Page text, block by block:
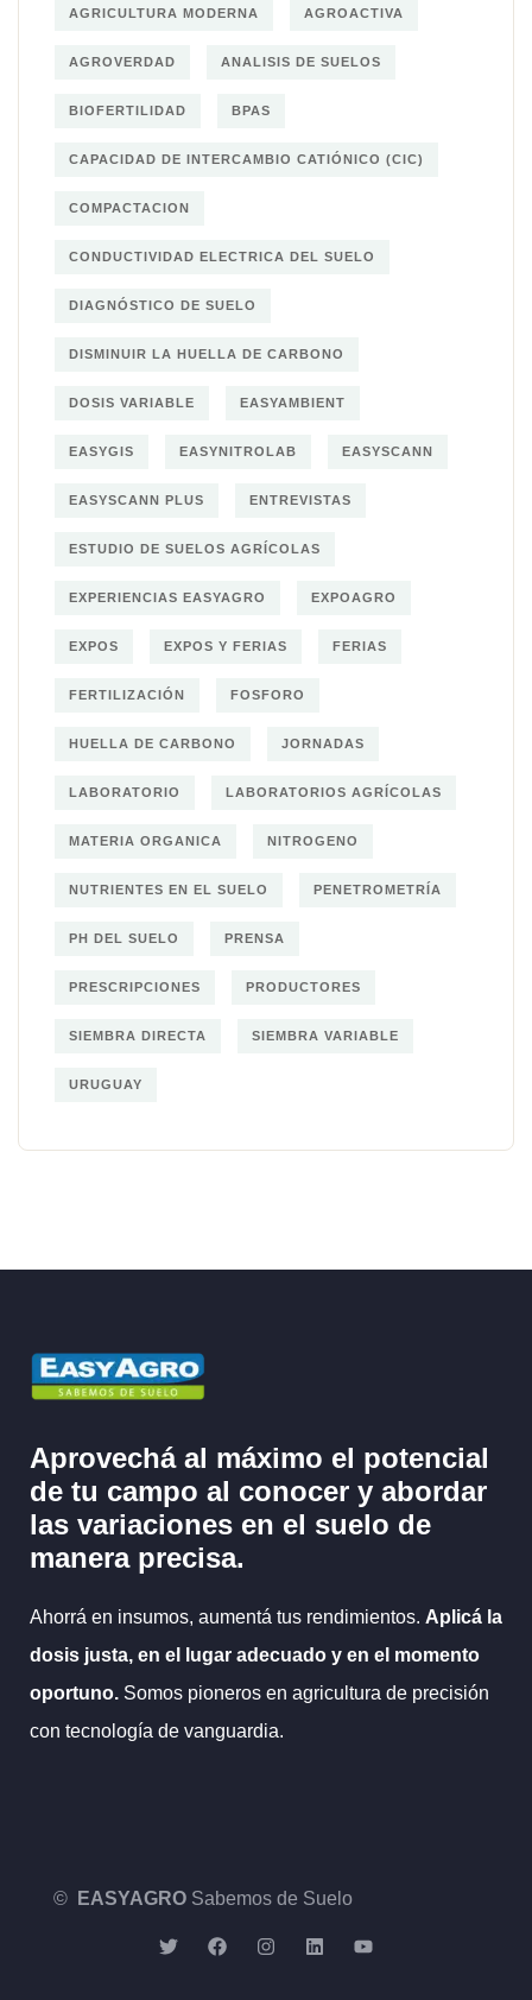
AGRICULTURA MODERNA AGROACTIVA
AGROVERDAD ANALISIS DE SUELOS
BIOFERTILIDAD BPAS
CAPACIDAD DE INTERCAMBIO CATIÓNICO (CIC)
COMPACTACION
CONDUCTIVIDAD ELECTRICA DEL SUELO
DIAGNÓSTICO DE SUELO
DISMINUIR LA HUELLA DE CARBONO
DOSIS VARIABLE EASYAMBIENT
EASYGIS EASYNITROLAB EASYSCANN
EASYSCANN PLUS ENTREVISTAS
ESTUDIO DE SUELOS AGRÍCOLAS
EXPERIENCIAS EASYAGRO EXPOAGRO
EXPOS EXPOS Y FERIAS FERIAS
FERTILIZACIÓN FOSFORO
HUELLA DE CARBONO JORNADAS
LABORATORIO LABORATORIOS AGRÍCOLAS
MATERIA ORGANICA NITROGENO
NUTRIENTES EN EL SUELO PENETROMETRÍA
PH DEL SUELO PRENSA
PRESCRIPCIONES PRODUCTORES
SIEMBRA DIRECTA SIEMBRA VARIABLE
URUGUAY
Aprovechá al máximo el potencial
de tu campo al conocer y abordar
las variaciones en el suelo de
manera precisa.
Ahorrá en insumos, aumentá tus rendimientos. Aplicá la
dosis justa, en el lugar adecuado y en el momento
oportuno. Somos pioneros en agricultura de precisión
con tecnología de vanguardia.
© EASYAGRO Sabemos de Suelo